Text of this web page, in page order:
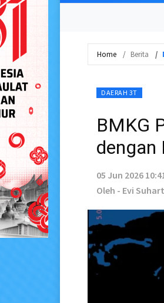
Home Berita
DAERAH 3T
BMKG
dengan
05 Jun 2026
Oleh - Evi